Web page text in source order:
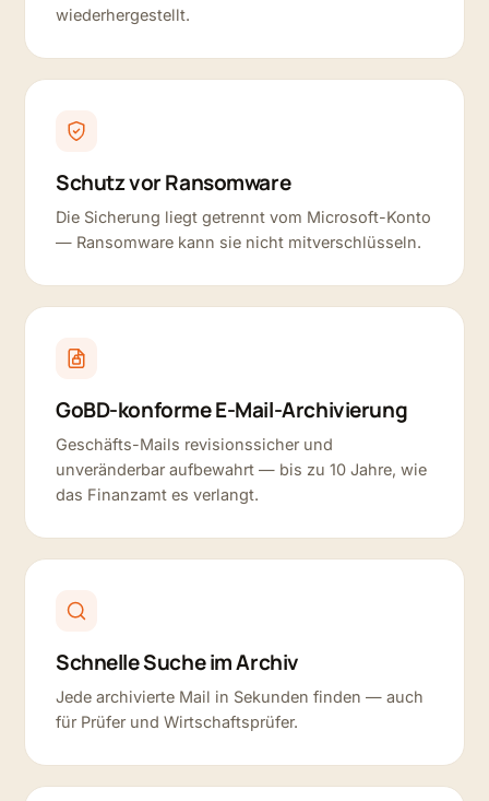
wiederhergestellt.
Schutz vor Ransomware
Die Sicherung liegt getrennt vom Microsoft-Konto
— Ransomware kann sie nicht mitverschlüsseln.
GoBD-konforme E-Mail-Archivierung
Geschäfts-Mails revisionssicher und
unveränderbar aufbewahrt — bis zu 10 Jahre, wie
das Finanzamt es verlangt.
Schnelle Suche im Archiv
Jede archivierte Mail in Sekunden finden — auch
für Prüfer und Wirtschaftsprüfer.